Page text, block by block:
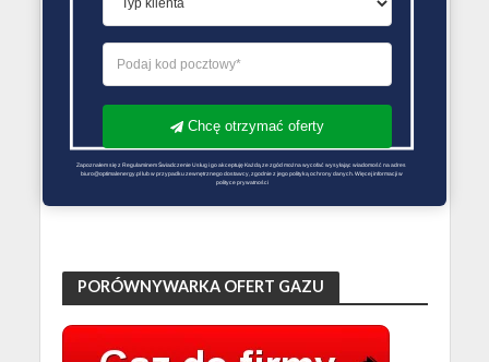
PORÓWNYWARKA OFERT GAZU
Chcę otrzymać oferty
Zapoznałem się z Regulaminem Świadczenie Usług i go akceptuję Każdą ze zgód można wycofać wysyłając wiadomość na adres
biuro@optimalenergy.pl lub w przypadku zewnętrznego dostawcy, zgodnie z jego polityką ochrony danych. Więcej informacji w
polityce prywatności